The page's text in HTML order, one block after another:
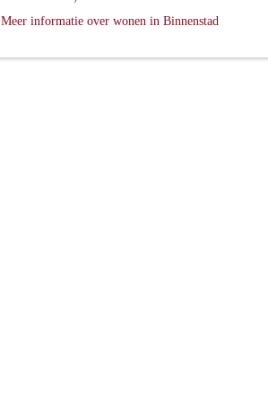
Meer informatie over wonen in Binnenstad